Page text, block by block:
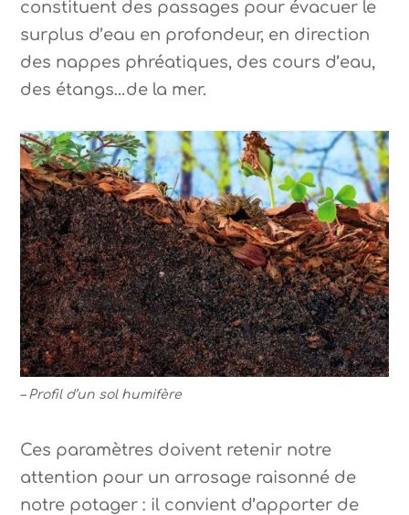
constituent des passages pour évacuer le
surplus d’eau en profondeur, en direction
des nappes phréatiques, des cours d’eau,
des étangs…de la mer.
– Profil d’un sol humifère
Ces paramètres doivent retenir notre
attention pour un arrosage raisonné de
notre potager : il convient d’apporter de